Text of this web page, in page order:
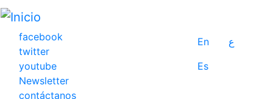
Pasar
contenido
principal
facebook
twitter
youtube
Newsletter
contáctanos
En
ع
Es